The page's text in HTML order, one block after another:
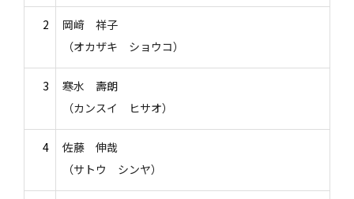
2
岡﨑 祥子
（オカザキ ショウコ）
3
寒水 壽朗
（カンスイ ヒサオ）
4
佐藤 伸哉
（サトウ シンヤ）